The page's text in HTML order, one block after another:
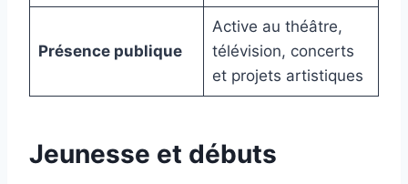
Présence publique
Active au théâtre,
télévision, concerts
et projets artistiques
Jeunesse et débuts